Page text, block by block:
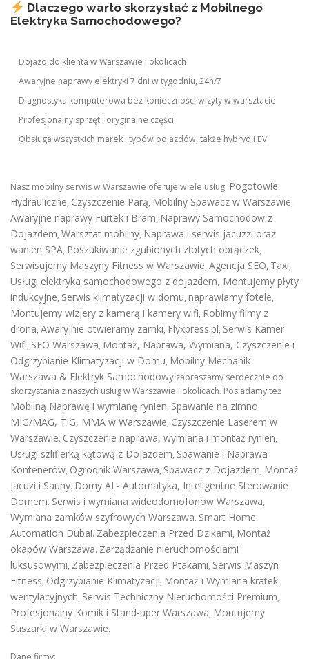
Dlaczego warto skorzystać z Mobilnego
Elektryka Samochodowego?
Dojazd do klienta w Warszawie i okolicach
Awaryjne naprawy elektryki 7 dni w tygodniu, 24h/7
Diagnostyka komputerowa bez konieczności wizyty w warsztacie
Profesjonalny sprzęt i oryginalne części
Obsługa wszystkich marek i typów pojazdów, także hybryd i EV
Nasz mobilny serwis w Warszawie oferuje wiele usług: Pogotowie
Hydrauliczne, Czyszczenie Parą, Mobilny Spawacz w Warszawie,
Awaryjne naprawy Furtek i Bram, Naprawy Samochodów z
Dojazdem, Warsztat mobilny, Naprawa i serwis jacuzzi oraz
wanien SPA, Poszukiwanie zgubionych złotych obrączek,
Serwisujemy Maszyny Fitness w Warszawie, Agencja SEO, Taxi,
Usługi elektryka samochodowego z dojazdem, Montujemy płyty
indukcyjne, Serwis klimatyzacji w domu, naprawiamy fotele,
Montujemy wizjery z kamerą i kamery wifi, Robimy filmy z
drona, Awaryjnie otwieramy zamki, Flyxpress.pl, Serwis Kamer
Wifi, SEO Warszawa, Montaż, Naprawa, Wymiana, Czyszczenie i
Odgrzybianie Klimatyzacji w Domu, Mobilny Mechanik
Warszawa & Elektryk Samochodowy zapraszamy serdecznie do
skorzystania z naszych usług w Warszawie i okolicach. Posiadamy też
Mobilną Naprawę i wymianę rynien, Spawanie na zimno
MIG/MAG, TIG, MMA w Warszawie, Czyszczenie Laserem w
Warszawie. Czyszczenie naprawa, wymiana i montaż rynien,
Usługi szlifierką kątową z Dojazdem, Spawanie i Naprawa
Kontenerów, Ogrodnik Warszawa, Spawacz z Dojazdem, Montaż
Jacuzi i Sauny. Domy AI - Automatyka, Inteligentne Sterowanie
Domem. Serwis i wymiana wideodomofonów Warszawa,
Wymiana zamków szyfrowych Warszawa. Smart Home
Automation Dubai. Zabezpieczenia Przed Dzikami, Montaż
okapów Warszawa. Zarządzanie nieruchomościami
luksusowymi, Zabezpieczenia Przed Ptakami, Serwis Maszyn
Fitness, Odgrzybianie Klimatyzacji, Montaż i Wymiana kratek
wentylacyjnych, Serwis Techniczny Nieruchomości Premium,
Profesjonalny Komik i Stand-uper Warszawa, Montujemy
Suszarki w Warszawie.